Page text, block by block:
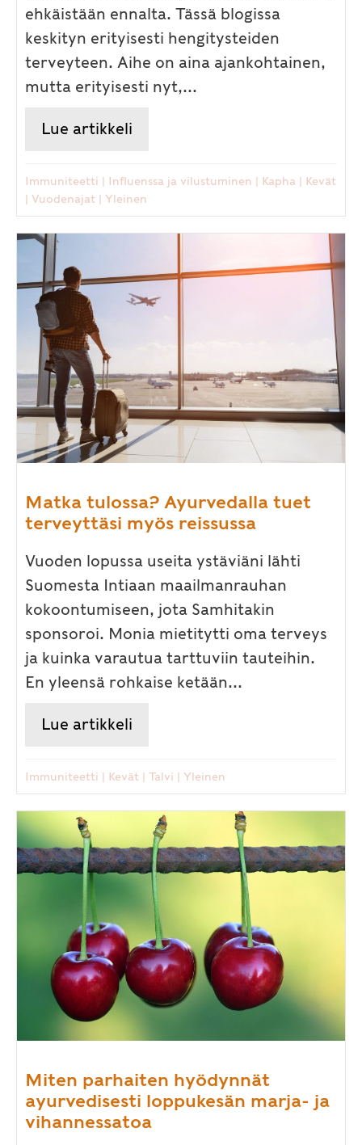
ehkäistään ennalta. Tässä blogissa
keskityn erityisesti hengitysteiden
terveyteen. Aihe on aina ajankohtainen,
mutta erityisesti nyt,...
Lue artikkeli
Immuniteetti | Influenssa ja vilustuminen | Kapha | Kevät
| Vuodenajat | Yleinen
Matka tulossa? Ayurvedalla tuet
terveyttäsi myös reissussa
Vuoden lopussa useita ystäviäni lähti
Suomesta Intiaan maailmanrauhan
kokoontumiseen, jota Samhitakin
sponsoroi. Monia mietitytti oma terveys
ja kuinka varautua tarttuviin tauteihin.
En yleensä rohkaise ketään...
Lue artikkeli
Immuniteetti | Kevät | Talvi | Yleinen
Miten parhaiten hyödynnät
ayurvedisesti loppukesän marja- ja
vihannessatoa